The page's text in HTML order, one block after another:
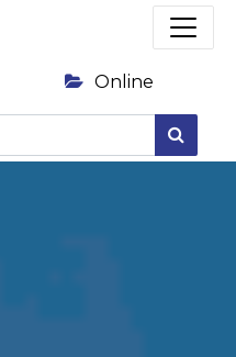
Online